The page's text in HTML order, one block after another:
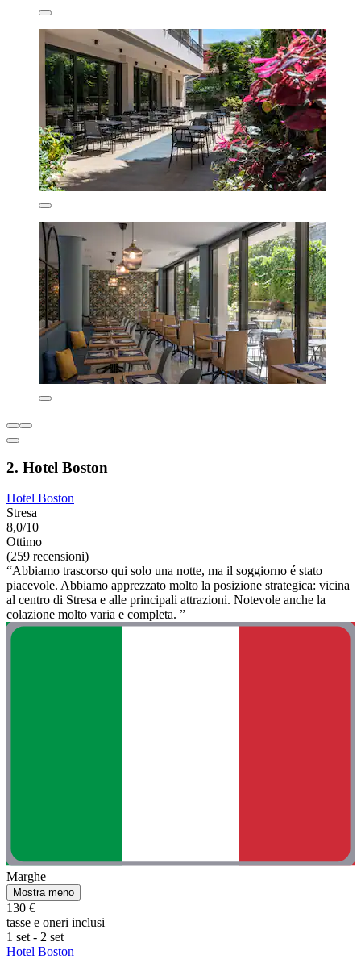
2. Hotel Boston
Hotel Boston
Stresa
8,0/10
Ottimo
(259 recensioni)
“Abbiamo trascorso qui solo una notte, ma il soggiorno é stato
piacevole. Abbiamo apprezzato molto la posizione strategica: vicina
al centro di Stresa e alle principali attrazioni. Notevole anche la
colazione molto varia e completa. ”
Marghe
Mostra meno
130 €
tasse e oneri inclusi
1 set - 2 set
Hotel Boston